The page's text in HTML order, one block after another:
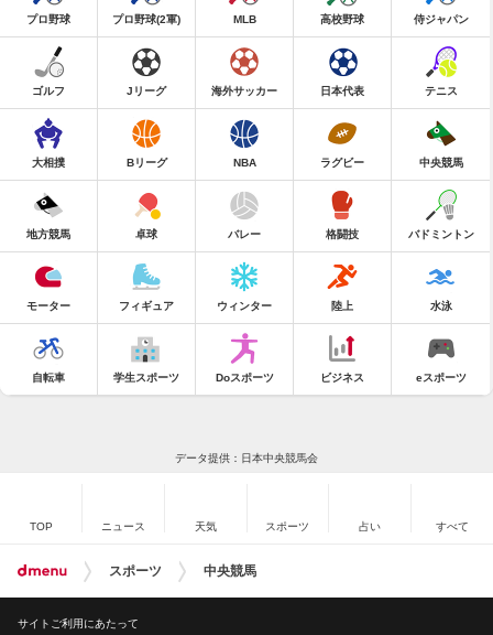
プロ野球 プロ野球(2軍) MLB 高校野球 侍ジャパン
ゴルフ Jリーグ 海外サッカー 日本代表 テニス
大相撲 Bリーグ NBA ラグビー 中央競馬
地方競馬 卓球 バレー 格闘技 バドミントン
モーター フィギュア ウィンター 陸上 水泳
自転車 学生スポーツ Doスポーツ ビジネス eスポーツ
データ提供：日本中央競馬会
TOP ニュース 天気 スポーツ 占い すべて
スポーツ 中央競馬
サイトご利用にあたって